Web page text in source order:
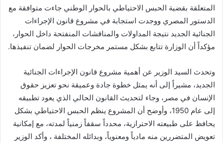
المتعلقة بقضية الحبس الاحتياطي بالحوار الوطني جاءت متوافقة مع
الدستور المصري ووجدت استجابة في مشروع قانون الإجراءات
الجنائية الجديد نتيجة المداولات والمناقشات المنفتحة داخل الحوار،
مؤكداً أن الوزارة تتابع بشكل مستمر مخرجات الحوار لضمان تنفيذها.
وتحدث السيد الوزير عن أهمية مشروع قانون الإجراءات الجنائية
الجديد، مشيراً إلى أنه يمثل خطوة جادة وعميقة نحو تعزيز حقوق
الإنسان في مصر، وجاء لتحديث القانون الحالي الذي يعود تطبيقه
إلى عام 1950، وأوضح أن المشروع ينظم الحبس الاحتياطي بشكل
يحافظ على طبيعته الاحترازية، محدداً سقفاً زمنياً لمدته، مع إمكانية
تعويض المتضررين منه مادياً ومعنوياً، وبدائله المختلفة ، وأكد الوزير